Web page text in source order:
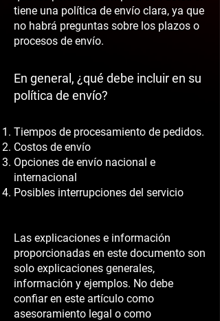
tiene una política de envío clara, ya que
no habrá preguntas sobre los plazos o
procesos de envío.
En general, ¿qué debe incluir en su
política de envío?
Tiempos de procesamiento de pedidos.
Costos de envío
Opciones de envío nacional e
internacional
Posibles interrupciones del servicio
Las explicaciones e información
proporcionadas en este documento son
solo explicaciones generales,
información y ejemplos. No debe
confiar en este artículo como
asesoramiento legal o como